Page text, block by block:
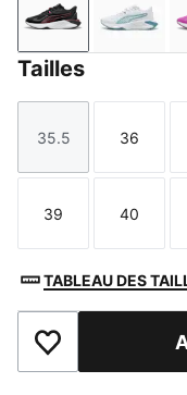
PUMA Black-
PUMA
Tailles
Taille
35.5
Taille
36
Taille
39
Taille
40
TABLEAU DES
Ajouter aux